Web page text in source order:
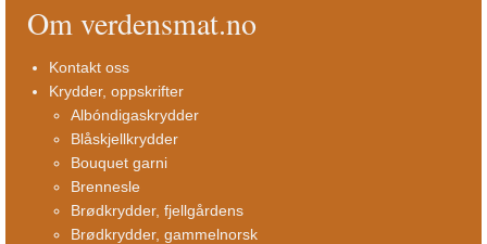
Om verdensmat.no
Kontakt oss
Krydder, oppskrifter
Albóndigaskrydder
Blåskjellkrydder
Bouquet garni
Brennesle
Brødkrydder, fjellgårdens
Brødkrydder, gammelnorsk